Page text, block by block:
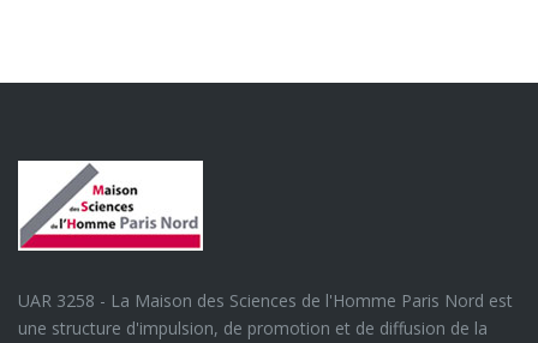
UAR 3258 - La Maison des Sciences de l'Homme Paris Nord est
une structure d'impulsion, de promotion et de diffusion de la